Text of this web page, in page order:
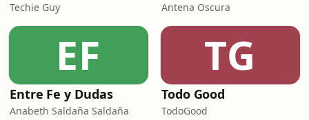
Techie Guy Antena Oscura
EF
Entre Fe y Dudas
Anabeth Saldaña Saldaña
TG
Todo Good
TodoGood